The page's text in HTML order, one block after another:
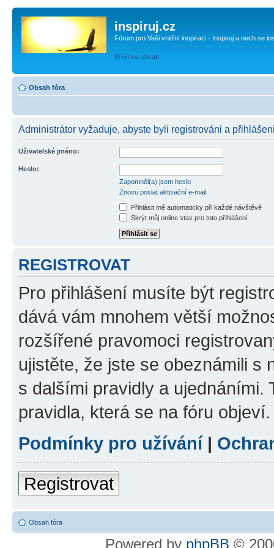
inspiruj.cz
Fórum pro Vaši vnitřní inspiraci - Inspiruj a nech se
Přejít na obsah
Obsah fóra
Administrátor vyžaduje, abyste byli registrováni a
Uživatelské jméno:
Heslo:
Zapomněl(a) jsem heslo
Znovu poslat aktivační e-mail
Přihlásit mě automaticky při každé návštěvě
Skrýt můj online stav pro toto přihlášení
REGISTROVAT
Pro přihlášení musíte být
dává vám mnohem větší
rozšířené pravomoci
ujistěte, že jste se obeznámili s
s dalšími pravidly a ujednáními.
pravidla, která se na fóru objeví.
Podmínky pro užívání|
Registrovat
Obsah fóra
Powered by phpBB ©